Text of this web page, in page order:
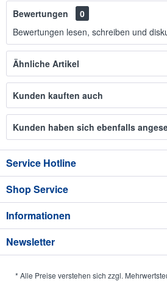
Bewertungen
0
Bewertungen lesen, schreiben und
Ähnliche Artikel
Kunden kauften auch
Kunden haben sich ebenfalls
Service Hotline
Shop Service
Informationen
Newsletter
* Alle Preise verstehen sich zzgl.